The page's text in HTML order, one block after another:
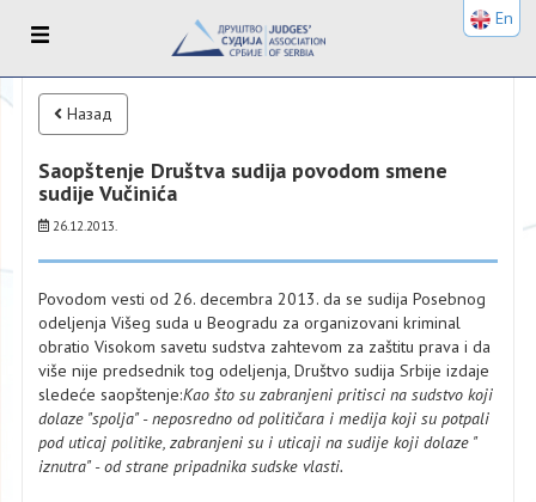
Назад
Saopštenje Društva sudija povodom smene
sudije Vučinića
26.12.2013.
Povodom vesti od 26. decembra 2013. da se sudija Posebnog
odeljenja Višeg suda u Beogradu za organizovani kriminal
obratio Visokom savetu sudstva zahtevom za zaštitu prava i da
više nije predsednik tog odeljenja, Društvo sudija Srbije izdaje
sledeće saopštenje:Kao što su zabranjeni pritisci na sudstvo koji
dolaze "spolja"​ - ​neposredno od političara i medija koji su potpali
pod uticaj politike, zabranjeni su i uticaji na sudije koji dolaze ​"​
iznutra​" - od strane pripadnika sudske vlasti.
En